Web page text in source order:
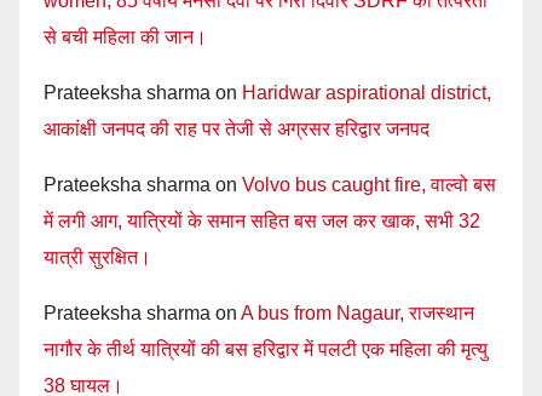
से बची महिला की जान।
Prateeksha sharma on Haridwar aspirational district,
आकांक्षी जनपद की राह पर तेजी से अग्रसर हरिद्वार जनपद
Prateeksha sharma on Volvo bus caught fire, वाल्वो बस
में लगी आग, यात्रियों के समान सहित बस जल कर खाक, सभी 32
यात्री सुरक्षित।
Prateeksha sharma on A bus from Nagaur, राजस्थान
नागौर के तीर्थ यात्रियों की बस हरिद्वार में पलटी एक महिला की मृत्यु
38 घायल।